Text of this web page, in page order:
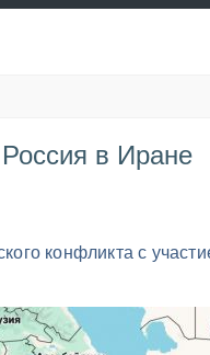
в Иране
конфликта с